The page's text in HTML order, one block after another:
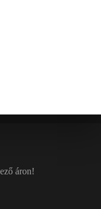
áron!